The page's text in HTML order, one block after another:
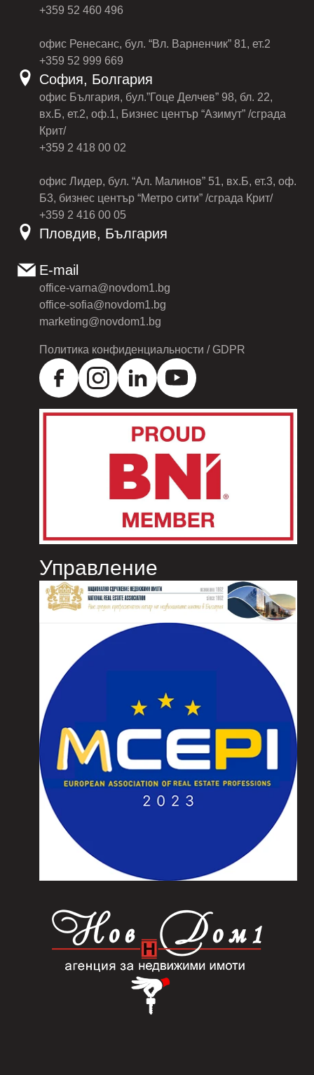
+359 52 460 496
офис Ренесанс, бул. “Вл. Варненчик” 81, ет.2
+359 52 999 669
София, Болгария
офис България, бул.”Гоце Делчев” 98, бл. 22,
вх.Б, ет.2, оф.1, Бизнес център “Азимут” /сграда
Крит/
+359 2 418 00 02
офис Лидер, бул. “Ал. Малинов” 51, вх.Б, ет.3, оф.
Б3, бизнес център “Метро сити” /сграда Крит/
+359 2 416 00 05
Пловдив, България
E-mail
office-varna@novdom1.bg
office-sofia@novdom1.bg
marketing@novdom1.bg
Политика конфиденциальности / GDPR
Управление